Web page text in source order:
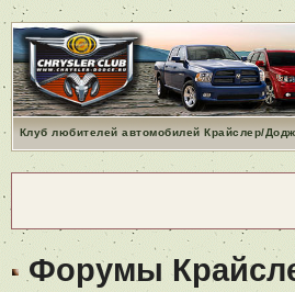
Клуб любителей автомобилей Крайслер/
Форумы